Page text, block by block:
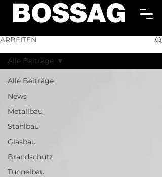
ARBEITEN
Alle Beiträge
News
Metallbau
Stahlbau
Glasbau
Brandschutz
Tunnelbau
Alle Beiträge